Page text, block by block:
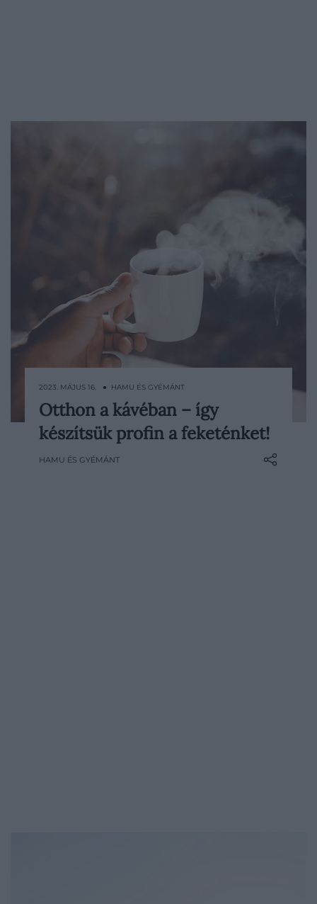
Lehet szeretettel, lehet lelazulva, lehet
tudományosan és lehet lustán – ha az
maga is el tudja készíteni. A tavaszi Hamu
2023. MÁJUS 16. ● HAMU ÉS GYÉMÁNT
Otthon a kávéban – így
készítsük profin a feketénket!
HAMU ÉS GYÉMÁNT